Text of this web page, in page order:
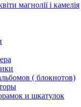
магнолії і камелія
( блокнотов)
и шкатулок